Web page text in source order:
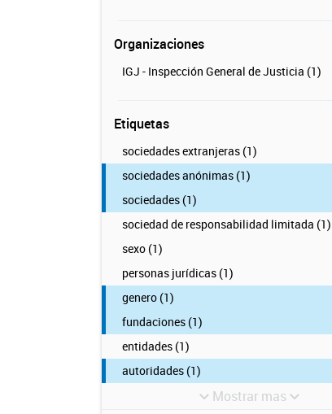
Organizaciones
IGJ - Inspección General de Justicia (1)
Etiquetas
sociedades extranjeras (1)
sociedades anónimas (1)
sociedades (1)
sociedad de responsabilidad limitada (1)
sexo (1)
personas jurídicas (1)
genero (1)
fundaciones (1)
entidades (1)
autoridades (1)
Mostrar mas